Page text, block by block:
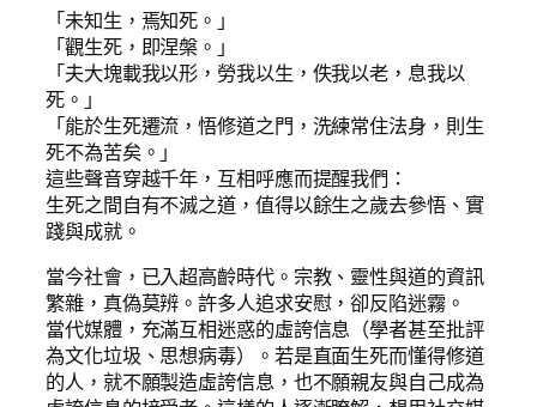
「未知生，焉知死。」
「觀生死，即涅槃。」
「夫大塊載我以形，勞我以生，佚我以老，息我以
死。」
「能於生死遷流，悟修道之門，洗練常住法身，則生
死不為苦矣。」
這些聲音穿越千年，互相呼應而提醒我們：
生死之間自有不滅之道，值得以餘生之歲去參悟、實
踐與成就。
當今社會，已入超高齡時代。宗教、靈性與道的資訊
繁雜，真偽莫辨。許多人追求安慰，卻反陷迷霧。
當代媒體，充滿互相迷惑的虛誇信息（學者甚至批評
為文化垃圾、思想病毒）。若是直面生死而懂得修道
的人，就不願製造虛誇信息，也不願親友與自己成為